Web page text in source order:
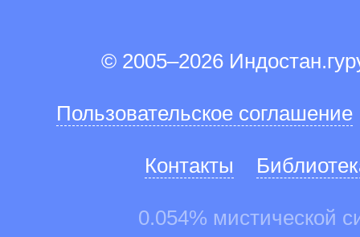
© 2005–2026
Пользовательское соглашение
Контакты
0.054% мистической